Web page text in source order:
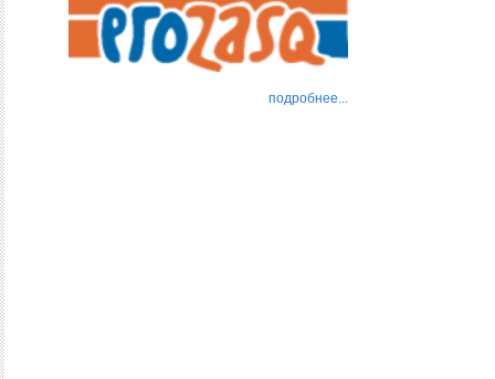
подробнее...